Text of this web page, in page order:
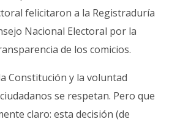
felicitaron a la Registraduría
Nacional Electoral por la
de los comicios.
Constitución y la voluntad
se respetan. Pero que
claro: esta decisión (de